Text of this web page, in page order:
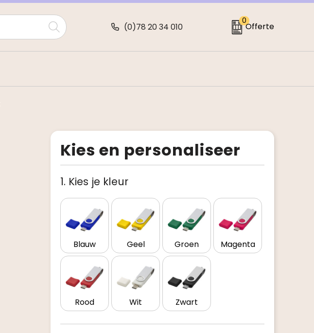
(0)78 20 34 010
0
Offerte
Kies en personaliseer
1. Kies je kleur
Blauw Geel Groen Magenta
Rood Wit Zwart